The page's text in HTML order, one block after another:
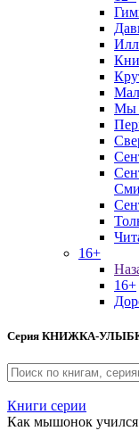
Мы
16+
16+
Серия КНИЖКА-
Книги серии
Как мышонок учился